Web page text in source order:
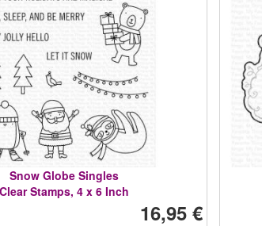
Snow Globe Singles
Clear Stamps, 4 x 6 Inch
16,95 €